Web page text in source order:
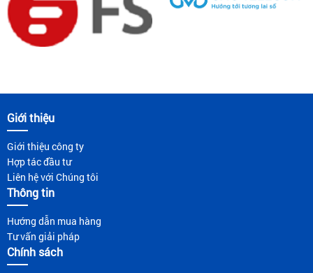
Giới thiệu
Giới thiệu công ty
Hợp tác đầu tư
Liên hệ với Chúng tôi
Thông tin
Hướng dẫn mua hàng
Tư vấn giải pháp
Chính sách